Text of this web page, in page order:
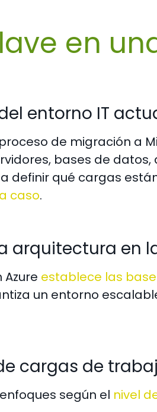
en
entorno IT
de migración a
bases de
definir qué cargas
caso.
arquitectura en
Azure establece las
un entorno
cargas de
según el nivel